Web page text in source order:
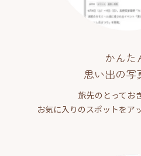
かんた
思い出の写
旅先のとってお
お気に入りのスポットをア